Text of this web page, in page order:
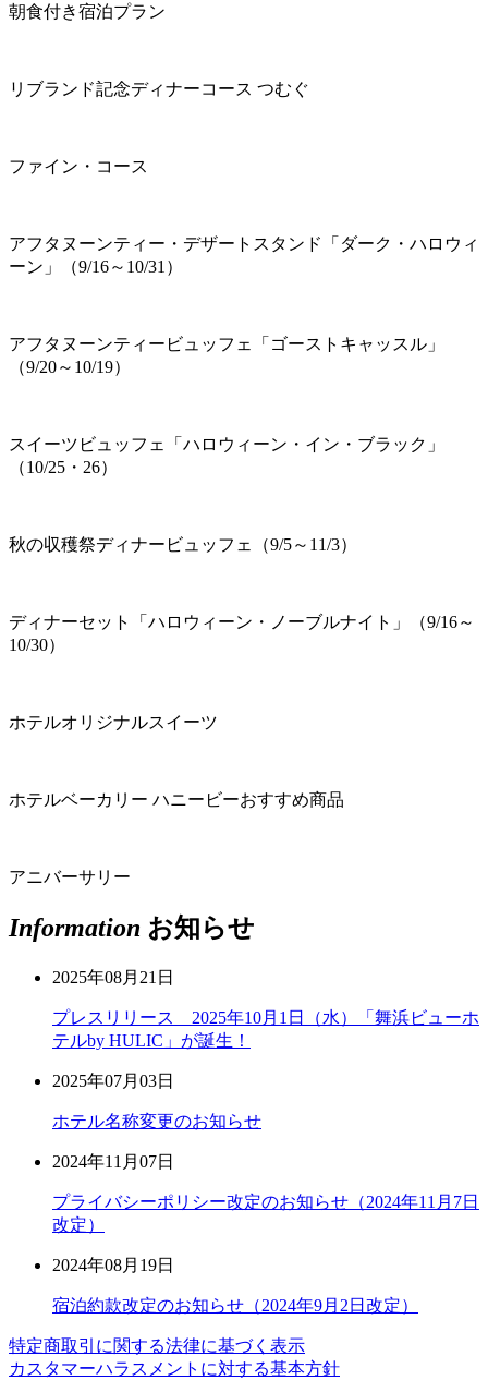
朝食付き宿泊プラン
リブランド記念ディナーコース つむぐ
ファイン・コース
アフタヌーンティー・デザートスタンド「ダーク・ハロウィ
ーン」（9/16～10/31）
アフタヌーンティービュッフェ「ゴーストキャッスル」
（9/20～10/19）
スイーツビュッフェ「ハロウィーン・イン・ブラック」
（10/25・26）
秋の収穫祭ディナービュッフェ（9/5～11/3）
ディナーセット「ハロウィーン・ノーブルナイト」（9/16～
10/30）
ホテルオリジナルスイーツ
ホテルベーカリー ハニービーおすすめ商品
アニバーサリー
Information お知らせ
2025年08月21日
プレスリリース 2025年10月1日（水）「舞浜ビューホ
テルby HULIC」が誕生！
2025年07月03日
ホテル名称変更のお知らせ
2024年11月07日
プライバシーポリシー改定のお知らせ（2024年11月7日
改定）
2024年08月19日
宿泊約款改定のお知らせ（2024年9月2日改定）
特定商取引に関する法律に基づく表示
カスタマーハラスメントに対する基本方針